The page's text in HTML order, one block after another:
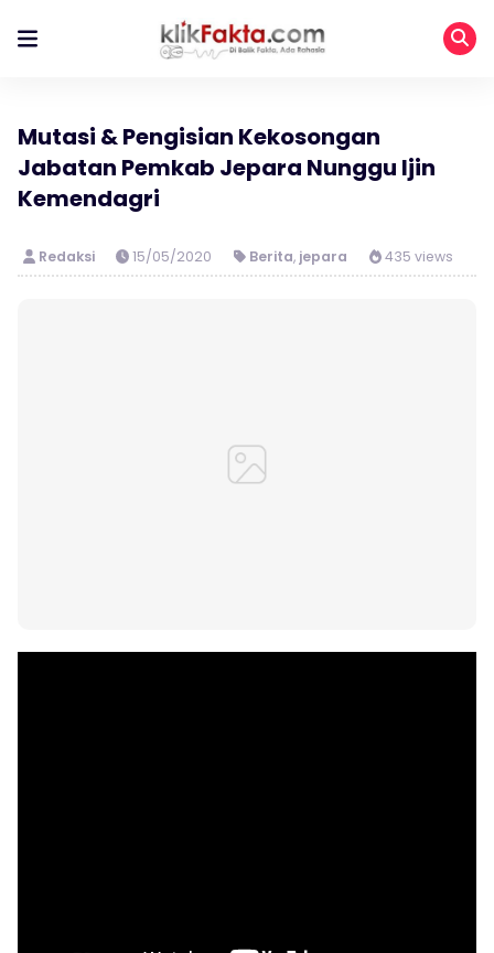
Mutasi & Pengisian Kekosongan
Jabatan Pemkab Jepara Nunggu Ijin
Kemendagri
Redaksi 15/05/2020 Berita, jepara 435 views